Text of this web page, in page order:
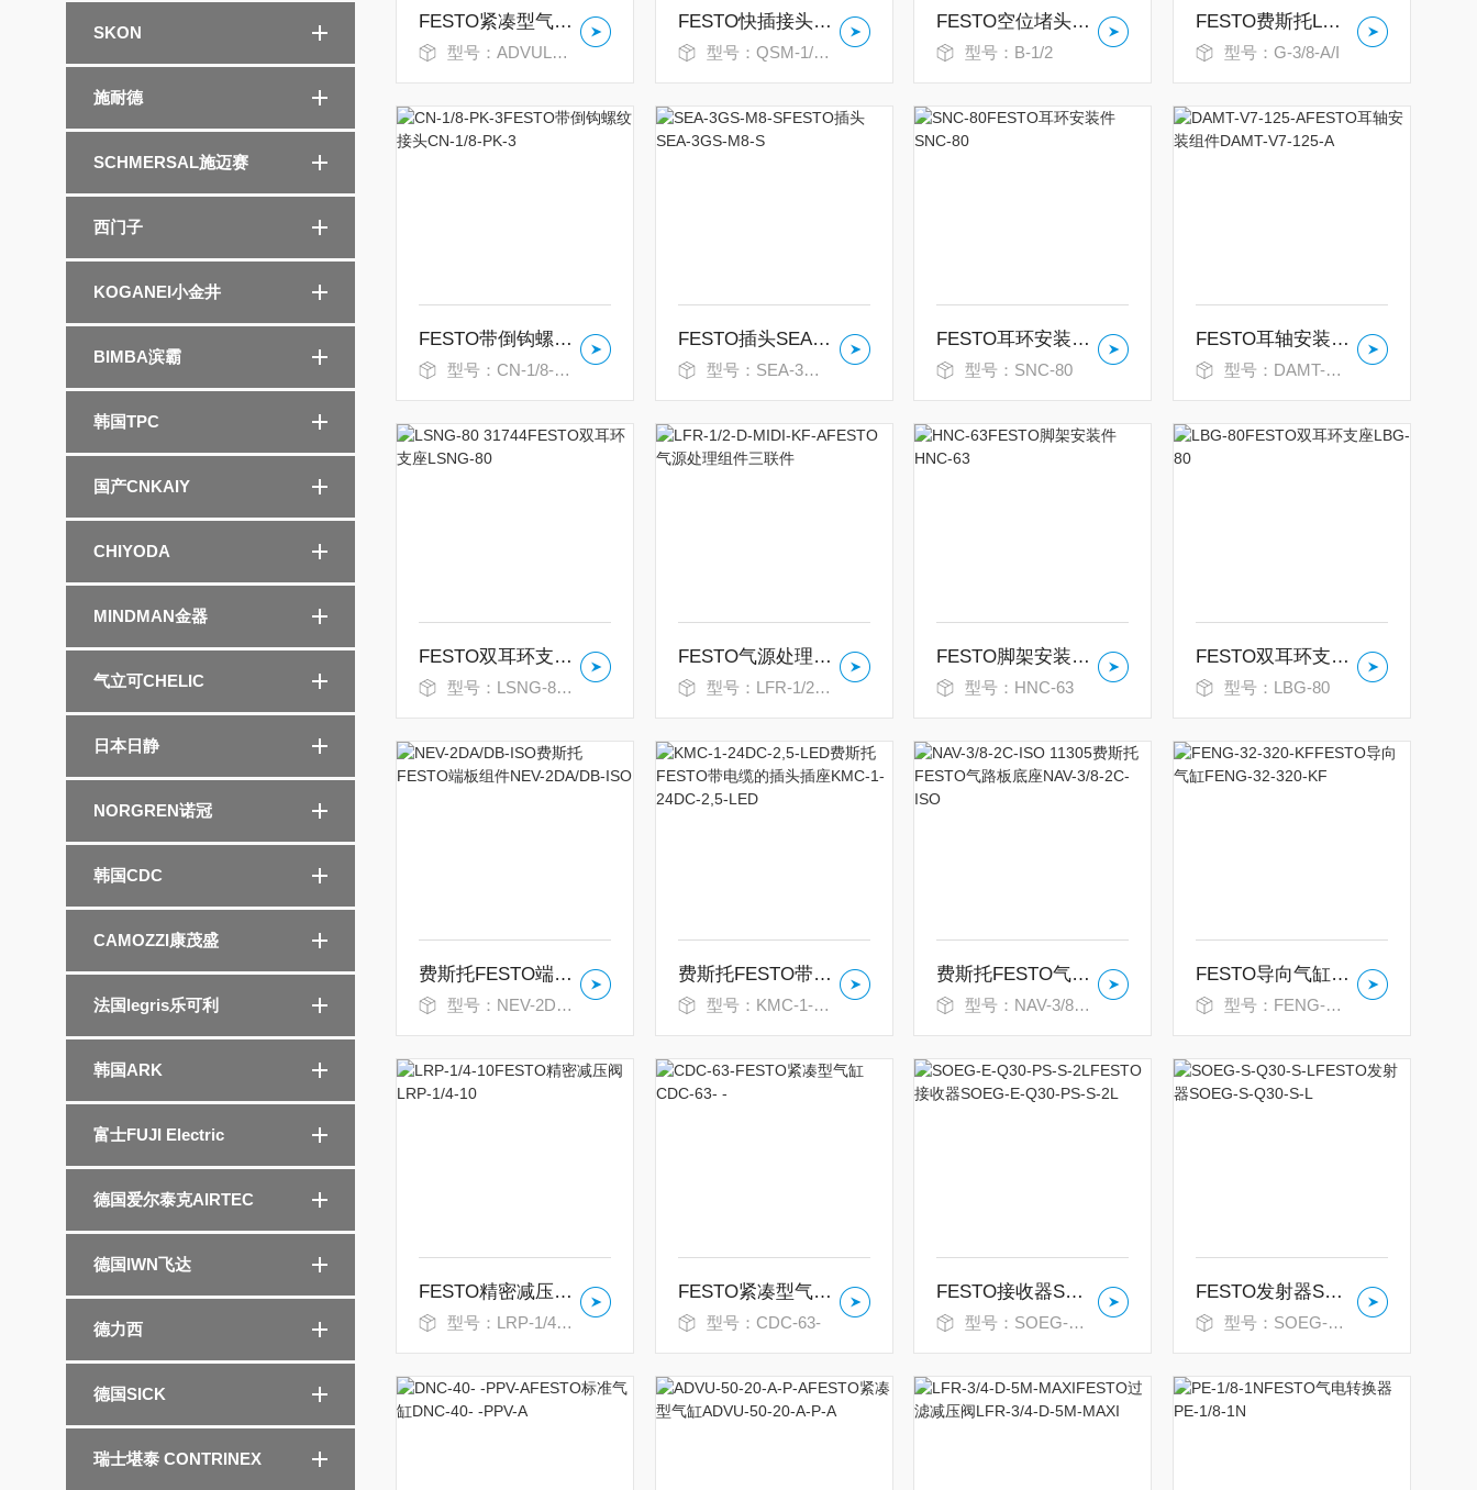
SKON
施耐德
SCHMERSAL施迈赛
西门子
KOGANEI小金井
BIMBA滨霸
韩国TPC
国产CNKAIY
CHIYODA
MINDMAN金器
气立可CHELIC
日本日静
NORGREN诺冠
韩国CDC
CAMOZZI康茂盛
法国legris乐可利
韩国ARK
富士FUJI Electric
德国爱尔泰克AIRTEC
德国IWN飞达
德力西
德国SICK
瑞士堪泰 CONTRINEX
FESTO紧凑型气缸ADVUL-25-10-P-A
型号：ADVUL-25-10-P-A
FESTO快插接头QSM-1/8-4
型号：QSM-1/8-4
FESTO空位堵头B-1/2
型号：B-1/2
FESTO费斯托L型接头G-3/8-A/I
型号：G-3/8-A/I
FESTO带倒钩螺纹接头CN-1/8-PK-3
型号：CN-1/8-PK-3
FESTO插头SEA-3GS-M8-S
型号：SEA-3GS-M8-S
FESTO耳环安装件SNC-80
型号：SNC-80
FESTO耳轴安装组件DAMT-V7-125-A
型号：DAMT-V7-125-A
FESTO双耳环支座LSNG-80
型号：LSNG-80 31744
FESTO气源处理组件三联件
型号：LFR-1/2-D-MIDI-KF-A
FESTO脚架安装件HNC-63
型号：HNC-63
FESTO双耳环支座LBG-80
型号：LBG-80
费斯托FESTO端板组件NEV-2DA/DB-ISO
型号：NEV-2DA/DB-ISO
费斯托FESTO带电缆的插头插座KMC-1-24DC-2,5-LED
型号：KMC-1-24DC-2,5-LED
费斯托FESTO气路板底座NAV-3/8-2C-ISO
型号：NAV-3/8-2C-ISO 11305
FESTO导向气缸FENG-32-320-KF
型号：FENG-32-320-KF
FESTO精密减压阀LRP-1/4-10
型号：LRP-1/4-10
FESTO紧凑型气缸CDC-63- -
型号：CDC-63-
FESTO接收器SOEG-E-Q30-PS-S-2L
型号：SOEG-E-Q30-PS-S-2L
FESTO发射器SOEG-S-Q30-S-L
型号：SOEG-S-Q30-S-L